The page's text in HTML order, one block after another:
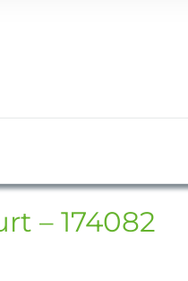
– 174082